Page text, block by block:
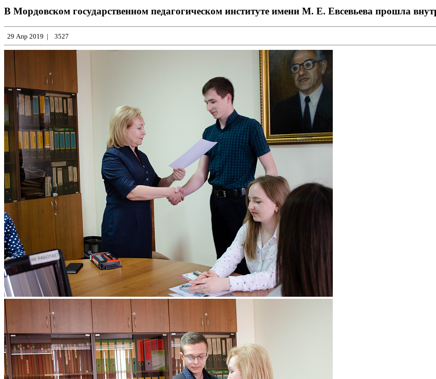
В Мордовском государственном педагогическом институте имени М. Е. Евсевьева прошла
29 Апр 2019 | 3527